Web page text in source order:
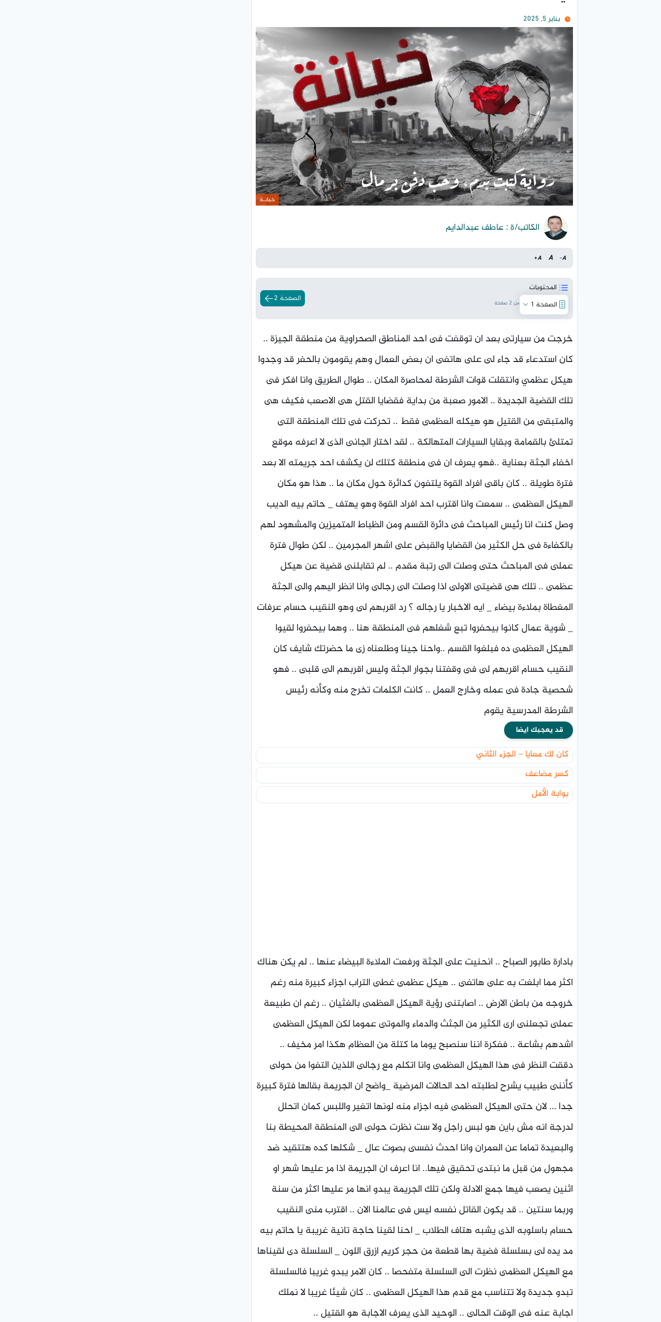
يناير 5, 2025
خيانـة
الكاتب/ة : عاطف عبدالدايم
A
-
A
A
+
المحتويات
الصفحة 1
من 2 صفحة الصفحة 2
خرجت من سيارتى بعد ان توقفت فى احد المناطق الصحراوية من منطقة الجيزة ..
كان استدعاء قد جاء لى على هاتفى ان بعض العمال وهم يقومون بالحفر قد وجدوا
هيكل عظمي وانتقلت قوات الشرطة لمحاصرة المكان .. طوال الطريق وانا افكر فى
تلك القضية الجديدة .. الامور صعبة من بداية فقضايا القتل هى الاصعب فكيف هى
والمتبقى من القتيل هو هيكله العظمى فقط .. تحركت فى تلك المنطقة التى
تمتلئ بالقمامة وبقايا السيارات المتهالكة .. لقد اختار الجانى الذى لا اعرفه موقع
اخفاء الجثة بعناية ..فهو يعرف ان فى منطقة كتلك لن يكشف احد جريمته الا بعد
فترة طويلة .. كان باقى افراد القوة يلتفون كدائرة حول مكان ما .. هذا هو مكان
الهيكل العظمى .. سمعت وانا اقترب احد افراد القوة وهو يهتف _ حاتم بيه الديب
وصل كنت انا رئيس المباحث فى دائرة القسم ومن الظباط المتميزين والمشهود لهم
بالكفاءة فى حل الكثير من القضايا والقبض على اشهر المجرمين .. لكن طوال فترة
عملى فى المباحث حتى وصلت الى رتبة مقدم .. لم تقابلنى قضية عن هيكل
عظمى .. تلك هى قضيتى الاولى اذا وصلت الى رجالى وانا انظر اليهم والى الجثة
المغطاة بملاءة بيضاء _ ايه الاخبار يا رجاله ؟ رد اقربهم لى وهو النقيب حسام عرفات
_ شوية عمال كانوا بيحفروا تبع شغلهم فى المنطقة هنا .. وهما بيحفروا لقيوا
الهيكل العظمى ده فبلغوا القسم ..واحنا جينا وطلعناه زى ما حضرتك شايف كان
النقيب حسام اقربهم لى فى وقفتنا بجوار الجثة وليس اقربهم الى قلبى .. فهو
شحصية جادة فى عمله وخارج العمل .. كانت الكلمات تخرج منه وكأنه رئيس
الشرطة المدرسية يقوم
قد يعجبك ايضا
كان لك معايا – الجزء الثاني
كسر مضاعف
بوابة الأمل
بادارة طابور الصباح .. انحنيت على الجثة ورفعت الملاءة البيضاء عنها .. لم يكن هناك
اكثر مما ابلغت به على هاتفى .. هيكل عظمى غطى التراب اجزاء كبيرة منه رغم
خروجه من باطن الارض .. اصابتنى رؤية الهيكل العظمى بالغثيان .. رغم ان طبيعة
عملى تجعلنى ارى الكثير من الجثث والدماء والموتى عموما لكن الهيكل العظمى
اشدهم بشاعة .. ففكرة اننا سنصبح يوما ما كتلة من العظام هكذا امر مخيف ..
دققت النظر فى هذا الهيكل العظمى وانا اتكلم مع رجالى اللذين التفوا من حولى
كأننى طبيب يشرح لطلبته احد الحالات المرضية _واضح ان الجريمة بقالها فترة كبيرة
جدا … لان حتى الهيكل العظمى فيه اجزاء منه لونها اتغير واللبس كمان اتحلل
لدرجة انه مش باين هو لبس راجل ولا ست نظرت حولى الى المنطقة المحيطة بنا
والبعيدة تماما عن العمران وانا احدث نفسى بصوت عال _ شكلها كده هتتقيد ضد
مجهول من قبل ما نبتدى تحقيق فيها.. انا اعرف ان الجريمة اذا مر عليها شهر او
اثنين يصعب فيها جمع الادلة ولكن تلك الجريمة يبدو انها مر عليها اكثر من سنة
وربما سنتين .. قد يكون القاتل نفسه ليس فى عالمنا الان .. اقترب منى النقيب
حسام باسلوبه الذى يشبه هتاف الطلاب _ احنا لقينا حاجة تانية غريبة يا حاتم بيه
مد يده لى بسلسلة فضية بها قطعة من حجر كريم ازرق اللون _ السلسلة دى لقيناها
مع الهيكل العظمى نظرت الى السلسلة متفحصا .. كان الامر يبدو غريبا فالسلسلة
تبدو جديدة ولا تتناسب مع قدم هذا الهيكل العظمى .. كان شيئا غريبا لا نملك
اجابة عنه فى الوقت الحالى .. الوحيد الذى يعرف الاجابة هو القتيل ..